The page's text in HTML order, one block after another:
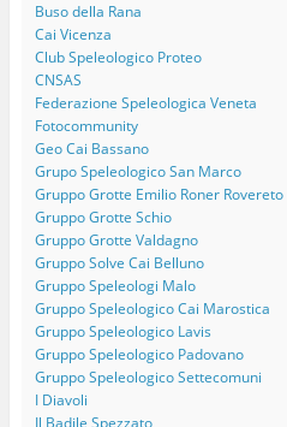
Buso della Rana
Cai Vicenza
Club Speleologico Proteo
CNSAS
Federazione Speleologica Veneta
Fotocommunity
Geo Cai Bassano
Grupo Speleologico San Marco
Gruppo Grotte Emilio Roner Rovereto
Gruppo Grotte Schio
Gruppo Grotte Valdagno
Gruppo Solve Cai Belluno
Gruppo Speleologi Malo
Gruppo Speleologico Cai Marostica
Gruppo Speleologico Lavis
Gruppo Speleologico Padovano
Gruppo Speleologico Settecomuni
I Diavoli